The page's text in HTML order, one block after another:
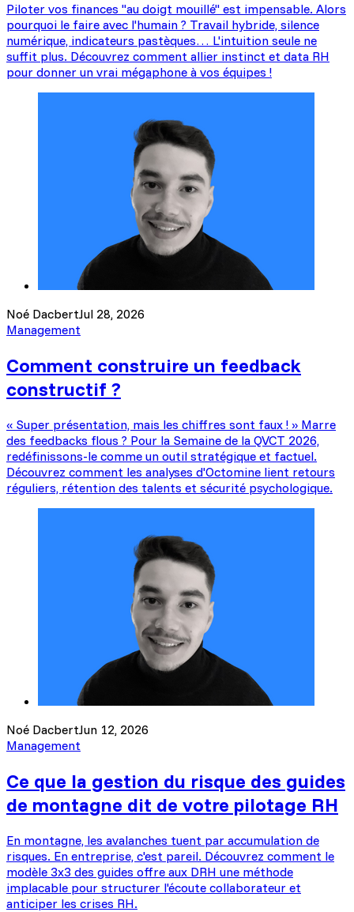
Piloter vos finances "au doigt mouillé" est impensable. Alors
pourquoi le faire avec l'humain ? Travail hybride, silence
numérique, indicateurs pastèques… L'intuition seule ne
suffit plus. Découvrez comment allier instinct et data RH
pour donner un vrai mégaphone à vos équipes !
Noé DacbertJul 28, 2026
Management
Comment construire un feedback
constructif ?
« Super présentation, mais les chiffres sont faux ! » Marre
des feedbacks flous ? Pour la Semaine de la QVCT 2026,
redéfinissons-le comme un outil stratégique et factuel.
Découvrez comment les analyses d'Octomine lient retours
réguliers, rétention des talents et sécurité psychologique.
Noé DacbertJun 12, 2026
Management
Ce que la gestion du risque des guides
de montagne dit de votre pilotage RH
En montagne, les avalanches tuent par accumulation de
risques. En entreprise, c'est pareil. Découvrez comment le
modèle 3x3 des guides offre aux DRH une méthode
implacable pour structurer l'écoute collaborateur et
anticiper les crises RH.